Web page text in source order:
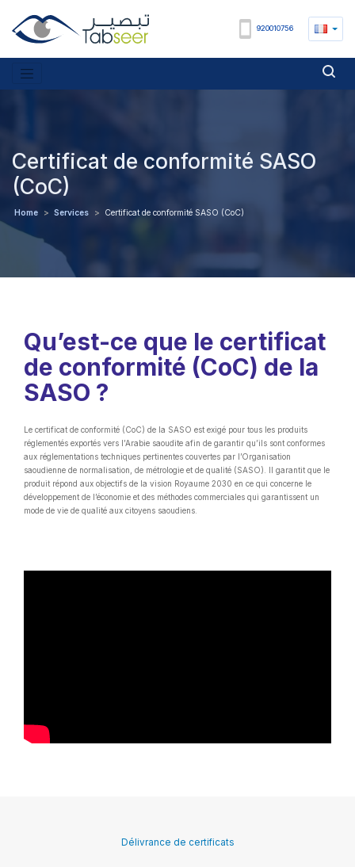
920010756
Certificat de conformité SASO
(CoC)
Home > Services > Certificat de conformité SASO (CoC)
Qu’est-ce que le certificat
de conformité (CoC) de la
SASO ?
Le certificat de conformité (CoC) de la SASO est exigé pour tous les produits
réglementés exportés vers l’Arabie saoudite afin de garantir qu’ils sont conformes
aux réglementations techniques pertinentes couvertes par l’Organisation
saoudienne de normalisation, de métrologie et de qualité (SASO). Il garantit que le
produit répond aux objectifs de la vision Royaume 2030 en ce qui concerne le
développement de l’économie et des méthodes commerciales qui garantissent un
mode de vie de qualité aux citoyens saoudiens.
Délivrance de certificats